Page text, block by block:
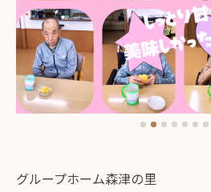
グループホーム森津の里